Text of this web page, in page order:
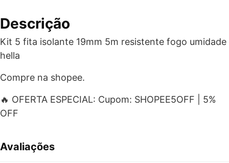
Descrição
Kit 5 fita isolante 19mm 5m resistente fogo umidade
hella
Compre na shopee.
🔥 OFERTA ESPECIAL: Cupom: SHOPEE5OFF | 5%
OFF
Avaliações